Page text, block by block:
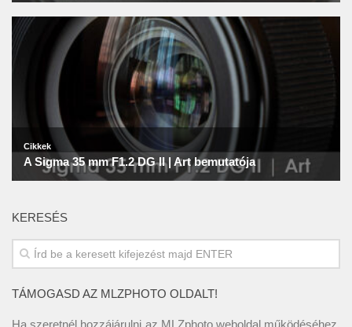
KERESÉS
TÁMOGASD AZ MLZPHOTO OLDALT!
Ha szeretnél hozzájárulni az MLZphoto weboldal működéséhez,